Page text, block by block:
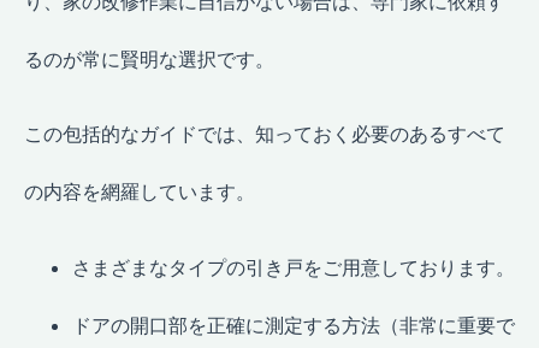
るのが常に賢明な選択です。
この包括的なガイドでは、知っておく必要のあるすべて
の内容を網羅しています。
さまざまなタイプの引き戸をご用意しております。
ドアの開口部を正確に測定する方法（非常に重要で